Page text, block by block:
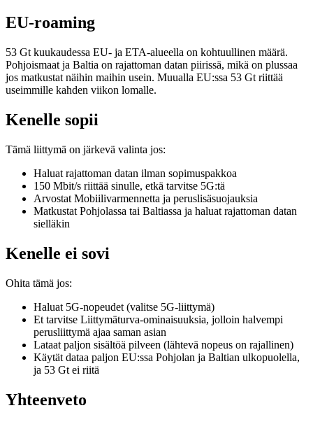
EU-roaming
53 Gt kuukaudessa EU- ja ETA-alueella on kohtuullinen määrä.
Pohjoismaat ja Baltia on rajattoman datan piirissä, mikä on plussaa
jos matkustat näihin maihin usein. Muualla EU:ssa 53 Gt riittää
useimmille kahden viikon lomalle.
Kenelle sopii
Tämä liittymä on järkevä valinta jos:
Haluat rajattoman datan ilman sopimuspakkoa
150 Mbit/s riittää sinulle, etkä tarvitse 5G:tä
Arvostat Mobiilivarmennetta ja peruslisäsuojauksia
Matkustat Pohjolassa tai Baltiassa ja haluat rajattoman datan
sielläkin
Kenelle ei sovi
Ohita tämä jos:
Haluat 5G-nopeudet (valitse 5G-liittymä)
Et tarvitse Liittymäturva-ominaisuuksia, jolloin halvempi
perusliittymä ajaa saman asian
Lataat paljon sisältöä pilveen (lähtevä nopeus on rajallinen)
Käytät dataa paljon EU:ssa Pohjolan ja Baltian ulkopuolella,
ja 53 Gt ei riitä
Yhteenveto